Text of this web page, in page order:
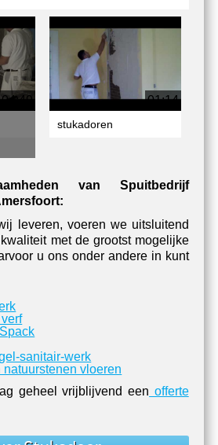
04:49
stukadoren
01:14
van Spuitbedrijf
leveren, voeren we uitsluitend
met de grootst mogelijke
u ons onder andere in kunt
sanitair-werk
natuurstenen vloeren
geheel vrijblijvend een offerte